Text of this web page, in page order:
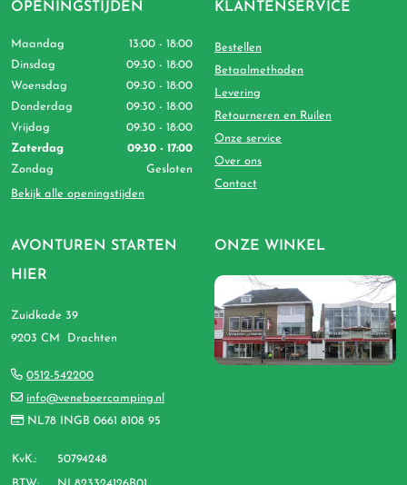
AVONTUREN STARTEN
HIER
Zuidkade 39
9203 CM Drachten
0512-542200
info@veneboercamping.nl
NL78 INGB 0661 8108 95
KvK.: 50794248
OPENINGSTIJDEN
Maandag
13:00 - 18:00
Dinsdag
09:30 - 18:00
Woensdag
09:30 - 18:00
Donderdag
09:30 - 18:00
Vrijdag
09:30 - 18:00
Zaterdag
09:30 - 17:00
Zondag
Gesloten
Bekijk alle openingstijden
KLANTENSERVICE
Bestellen
Betaalmethoden
Levering
Retourneren en Ruilen
Onze service
Over ons
Contact
ONZE WINKEL